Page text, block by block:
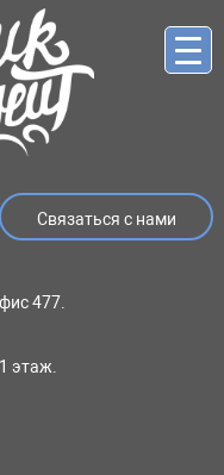
Связаться с нами
477.
этаж.